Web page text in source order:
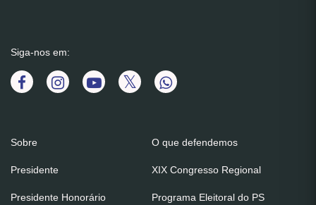
Siga-nos em:
Sobre
Presidente
Presidente Honorário
O que defendemos
XIX Congresso Regional
Programa Eleitoral do PS